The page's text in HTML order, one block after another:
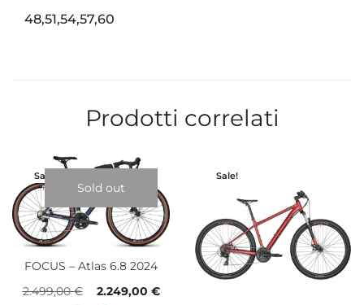
48,51,54,57,60
Prodotti correlati
Sale!
Sold out
FOCUS – Atlas 6.8 2024
2.499,00€ 2.249,00 €
Sale!